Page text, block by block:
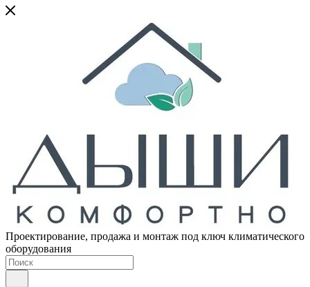
Проектирование, продажа и монтаж под ключ климатического
оборудования